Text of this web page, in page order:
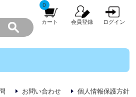
0
カート 会員登録 ログイン
お問い合わせ 個人情報保護方針